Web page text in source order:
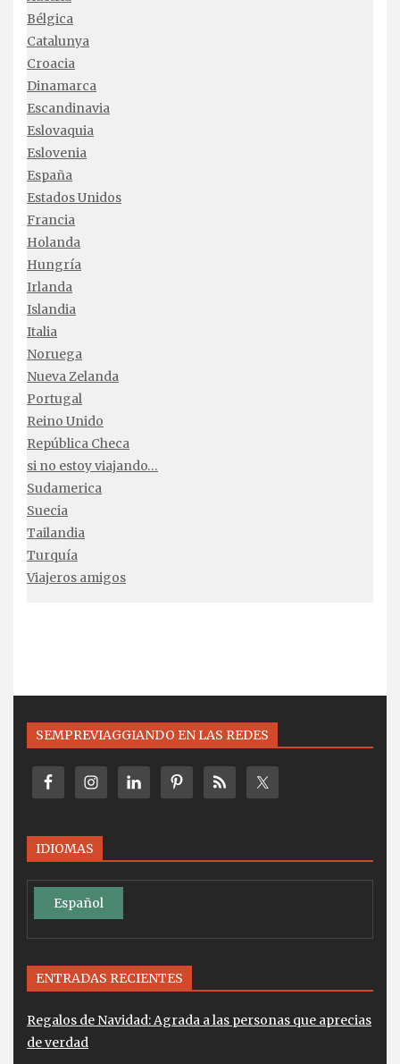
Bélgica
Catalunya
Croacia
Dinamarca
Escandinavia
Eslovaquia
Eslovenia
España
Estados Unidos
Francia
Holanda
Hungría
Irlanda
Islandia
Italia
Noruega
Nueva Zelanda
Portugal
Reino Unido
República Checa
si no estoy viajando…
Sudamerica
Suecia
Tailandia
Turquía
Viajeros amigos
SEMPREVIAGGIANDO EN LAS REDES
IDIOMAS
Español
ENTRADAS RECIENTES
Regalos de Navidad: Agrada a las personas que aprecias
de verdad